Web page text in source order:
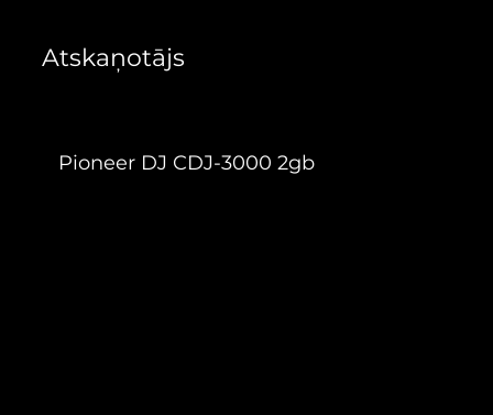
Atskaņotājs
Pioneer DJ CDJ-3000 2gb